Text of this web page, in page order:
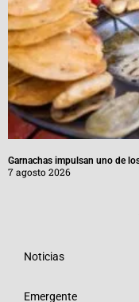
Garnachas impulsan uno de
7 agosto 2026
Noticias
Emergente